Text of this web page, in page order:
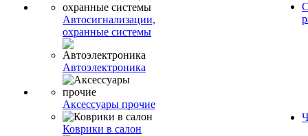
Автосигнализации,
охранные системы
Автоэлектроника
Аксессуары прочие
Коврики в салон